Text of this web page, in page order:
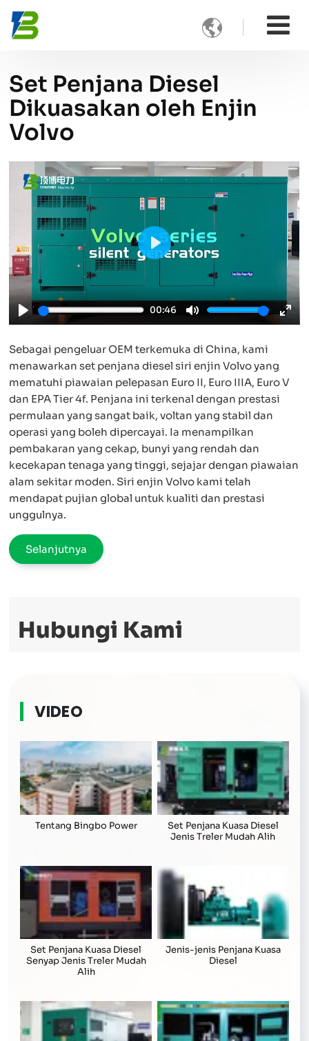

Set Penjana Diesel
Dikuasakan oleh Enjin
Volvo
Play
00:46
Mute
Play
Sebagai pengeluar OEM terkemuka di China, kami
menawarkan set penjana diesel siri enjin Volvo yang
mematuhi piawaian pelepasan Euro II, Euro IIIA, Euro V
dan EPA Tier 4f. Penjana ini terkenal dengan prestasi
permulaan yang sangat baik, voltan yang stabil dan
operasi yang boleh dipercayai. Ia menampilkan
pembakaran yang cekap, bunyi yang rendah dan
kecekapan tenaga yang tinggi, sejajar dengan piawaian
alam sekitar moden. Siri enjin Volvo kami telah
mendapat pujian global untuk kualiti dan prestasi
unggulnya.
Selanjutnya
Hubungi Kami
VIDEO
Tentang Bingbo Power
Set Penjana Kuasa Diesel
Jenis Treler Mudah Alih
Set Penjana Kuasa Diesel
Senyap Jenis Treler Mudah
Alih
Jenis-jenis Penjana Kuasa
Diesel